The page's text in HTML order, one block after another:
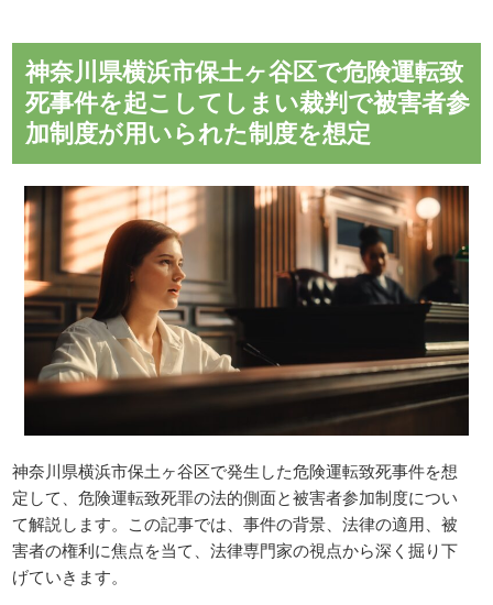
神奈川県横浜市保土ヶ谷区で危険運転致
死事件を起こしてしまい裁判で被害者参
加制度が用いられた制度を想定
神奈川県横浜市保土ヶ谷区で発生した危険運転致死事件を想
定して、危険運転致死罪の法的側面と被害者参加制度につい
て解説します。この記事では、事件の背景、法律の適用、被
害者の権利に焦点を当て、法律専門家の視点から深く掘り下
げていきます。